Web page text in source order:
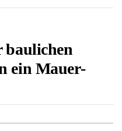
baulichen
ein Mauer-